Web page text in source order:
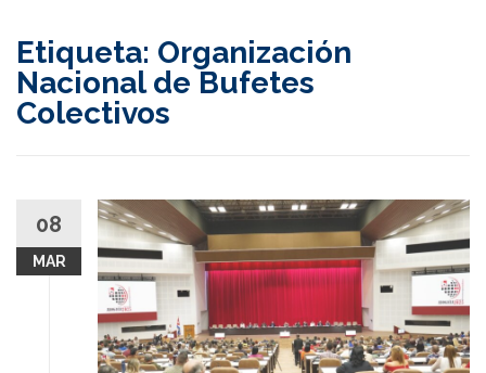
Etiqueta: Organización
Nacional de Bufetes
Colectivos
08
MAR